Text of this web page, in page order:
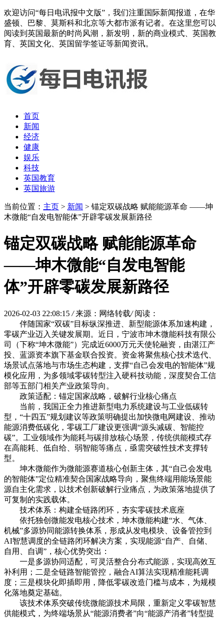
欢迎访问“每日电讯报中文版”，我们注重国际新闻报道，在华
盛顿、巴黎、莫斯科和北京等大都市派有记者。在这里您可以
阅读到英国最新的时尚风潮，新发明，新的商业模式、英国教
育、英国文化、英国留学签证等新闻资讯。
首页
新闻
经济
健康
娱乐
科技
英国教育
英国旅游
当前位置： 主页 > 新闻 > 锚定双碳战略 赋能能源革命 ——坤
木微能“自发电智能体”开辟零碳发展新路径
锚定双碳战略 赋能能源革命
——坤木微能“自发电智能
体”开辟零碳发展新路径
2026-02-03 22:08:15 / 来源：网络转载/ 阅读：
伴随国家“双碳”目标纵深推进、新型能源体系加速构建，
零碳产业迈入关键发展期。近日，宁波市坤木微能科技有限公
司（下称“坤木微能”）完成近6000万元天使轮融资，由湛江产
投、蓝源资本旗下基金联合投资。资金将聚焦核心技术迭代、
场景试点落地与市场生态构建，支撑“自己会发电的智能体”规
模化应用，为多领域零碳转型注入硬科技动能，深度契合工信
部等五部门相关产业政策导向。
政策适配：锚定国家战略，破解行业核心痛点
当前，我国正全力推进新型电力系统建设与工业低碳转
型，“十四五”规划建议等政策明确提出加快微电网建设、推动
能源消费低碳化，零碳工厂建设更强调“源头减碳、智能控
碳”。工业领域作为能耗与碳排放核心场景，传统供能模式存
在高能耗、低自给、弱智能等痛点，亟需突破性技术支撑转
型。
坤木微能作为微能源赛道核心创新主体，其“自己会发电
的智能体”定位精准契合国家战略导向，聚焦终端用能场景能
源自主化需求，以技术创新破解行业痛点，为政策落地提供了
可复制的实践载体。
技术体系：构建全链路闭环，夯实零碳技术底座
依托独创微能发电核心技术，坤木微能构建“水、气体、
机械”多源协同能源转换体系，形成从发电模块、设备管控到
AI智慧调度的全链路闭环解决方案，实现能源“自产、自储、
自用、自调”，核心优势突出：
一是多源协同适配，可灵活整合分布式能源，实现高效互
补利用；二是全链路智能管控，融合AI算法实现精准能耗调
度；三是模块化即插即用，降低零碳改造门槛与成本，为规模
化落地奠定基础。
该技术体系突破传统微能源技术局限，重新定义零碳智慧
供能模式，为终端场景从“能源消费者”向“能源产消者”转型提